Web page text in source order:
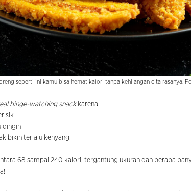
seperti ini kamu bisa hemat kalori tanpa kehilangan cita rasanya.
binge-watching snackkarena:
dingin
bikin terlalu kenyang.
68 sampai 240 kalori, tergantung ukuran dan berapa